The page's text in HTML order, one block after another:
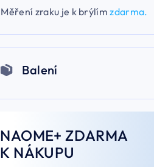
Měření zraku je k brýlímzdarma.
Balení
NAOME+ ZDARMA
K NÁKUPU